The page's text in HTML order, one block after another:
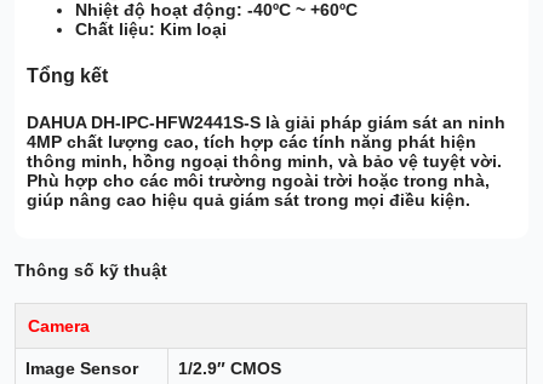
Nhiệt độ hoạt động: -40ºC ~ +60ºC
Chất liệu: Kim loại
Tổng kết
DAHUA DH-IPC-HFW2441S-S là giải pháp giám sát an ninh
4MP chất lượng cao, tích hợp các tính năng phát hiện
thông minh, hồng ngoại thông minh, và bảo vệ tuyệt vời.
Phù hợp cho các môi trường ngoài trời hoặctrong nhà,
giúp nâng cao hiệu quả giám sát trong mọi điều kiện.
Thông số kỹ thuật
Camera
Image Sensor 1/2.9″ CMOS